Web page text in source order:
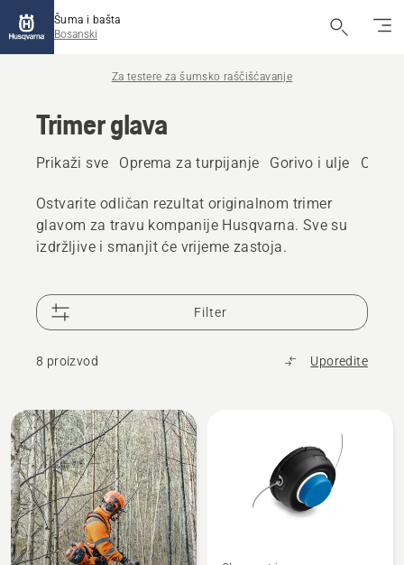
Šuma i bašta
Bosanski
Za testere za šumsko raščišćavanje
Trimer glava
Prikaži sve Oprema za turpijanje Gorivo i ulje
Ostvarite odličan rezultat originalnom trimer
glavom za travu kompanije Husqvarna. Sve su
izdržljive i smanjit će vrijeme zastoja.
Filter
8 proizvod Uporedite
Učitajte
sve
proizvode